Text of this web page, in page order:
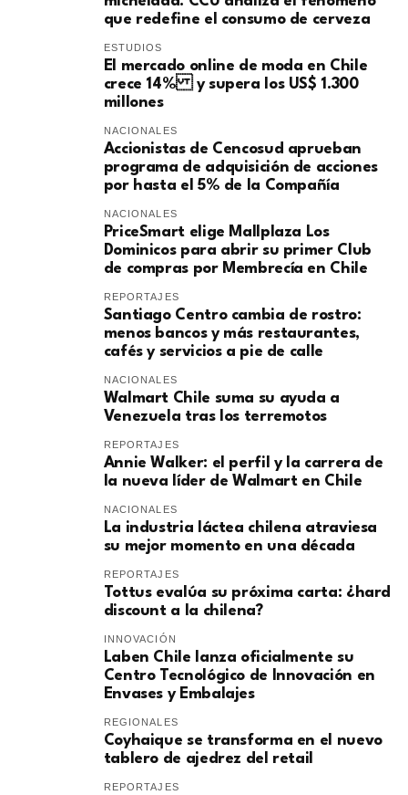
que redefine el consumo de cerveza
ESTUDIOS
El mercado online de moda en Chile
crece 14% y supera los US$ 1.300
millones
NACIONALES
Accionistas de Cencosud aprueban
programa de adquisición de acciones
por hasta el 5% de la Compañía
NACIONALES
PriceSmart elige Mallplaza Los
Dominicos para abrir su primer Club
de compras por Membrecía en Chile
REPORTAJES
Santiago Centro cambia de rostro:
menos bancos y más restaurantes,
cafés y servicios a pie de calle
NACIONALES
Walmart Chile suma su ayuda a
Venezuela tras los terremotos
REPORTAJES
Annie Walker: el perfil y la carrera de
la nueva líder de Walmart en Chile
NACIONALES
La industria láctea chilena atraviesa
su mejor momento en una década
REPORTAJES
Tottus evalúa su próxima carta: ¿hard
discount a la chilena?
INNOVACIÓN
Laben Chile lanza oficialmente su
Centro Tecnológico de Innovación en
Envases y Embalajes
REGIONALES
Coyhaique se transforma en el nuevo
tablero de ajedrez del retail
REPORTAJES